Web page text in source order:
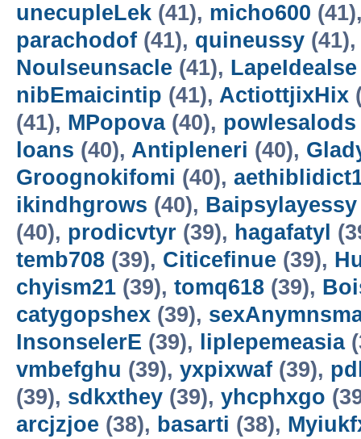
unecupleLek (41), micho600
parachodof (41), quineussy
Noulseunsacle (41), LapeIdealse
nibEmaicintip (41), ActiottjixHix
(41), MPopova(40), powlesalods
loans (40), Antipleneri (40),
Groognokifomi (40),
ikindhgrows (40), Baipsylayessy
(40), prodicvtyr (39), hagafatyl
temb708 (39), Citicefinue (39),
chyism21 (39), tomq618 (39),
catygopshex (39),
InsonselerE (39), liplepemeasia
vmbefghu (39), yxpixwaf (39),
(39), sdkxthey (39), yhcphxgo
arcjzjoe (38), basarti (38),